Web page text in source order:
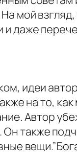
мой
даже
идеи
на то,
Автор
также